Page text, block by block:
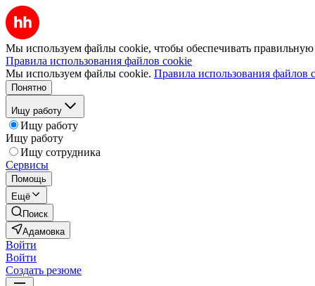
Мы используем файлы cookie, чтобы обеспечивать правильную
Правила использования файлов cookie
Мы используем файлы cookie. Правила использования файлов
Понятно
Ищу работу
Ищу работу
Ищу работу
Ищу сотрудника
Сервисы
Помощь
Ещё
Поиск
Адамовка
Войти
Войти
Создать резюме